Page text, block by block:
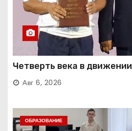
Четверть века в движении
Авг 6, 2026
ОБРАЗОВАНИЕ